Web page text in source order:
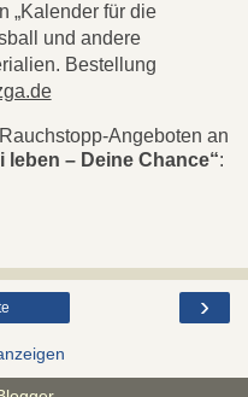
„Kalender für die
und andere
Bestellung
Angeboten an
– Deine Chance“:
›